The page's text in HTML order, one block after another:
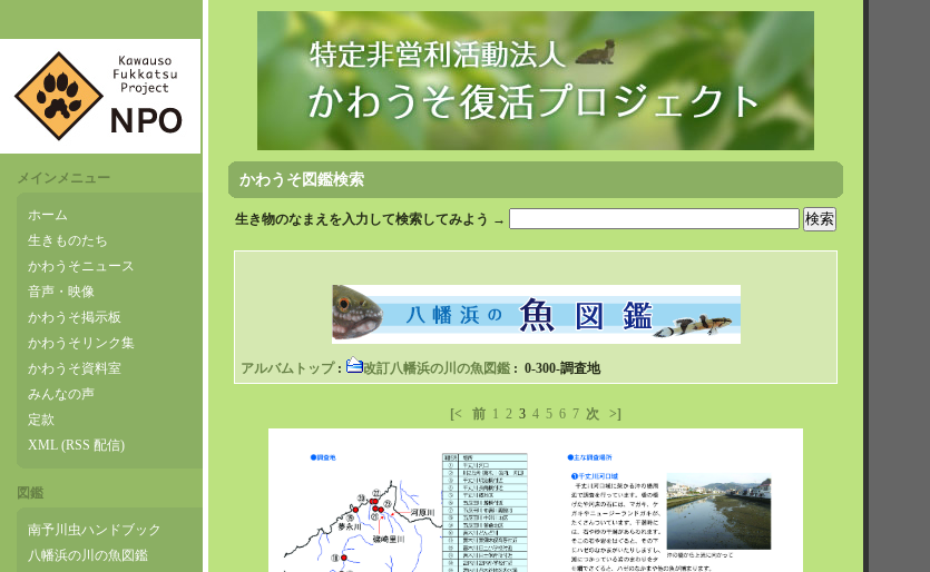
メインメニュー
ホーム
生きものたち
かわうそニュース
音声・映像
かわうそ掲示板
かわうそリンク集
かわうそ資料室
みんなの声
定款
XML (RSS 配信)
図鑑
南予川虫ハンドブック
八幡浜の川の魚図鑑
かわうそ図鑑検索
生き物のなまえを入力して検索してみよう →
アルバムトップ: 改訂八幡浜の川の魚図鑑 : 0-300-調査地
[< 前 1 2 3 4 5 6 7 次 >]